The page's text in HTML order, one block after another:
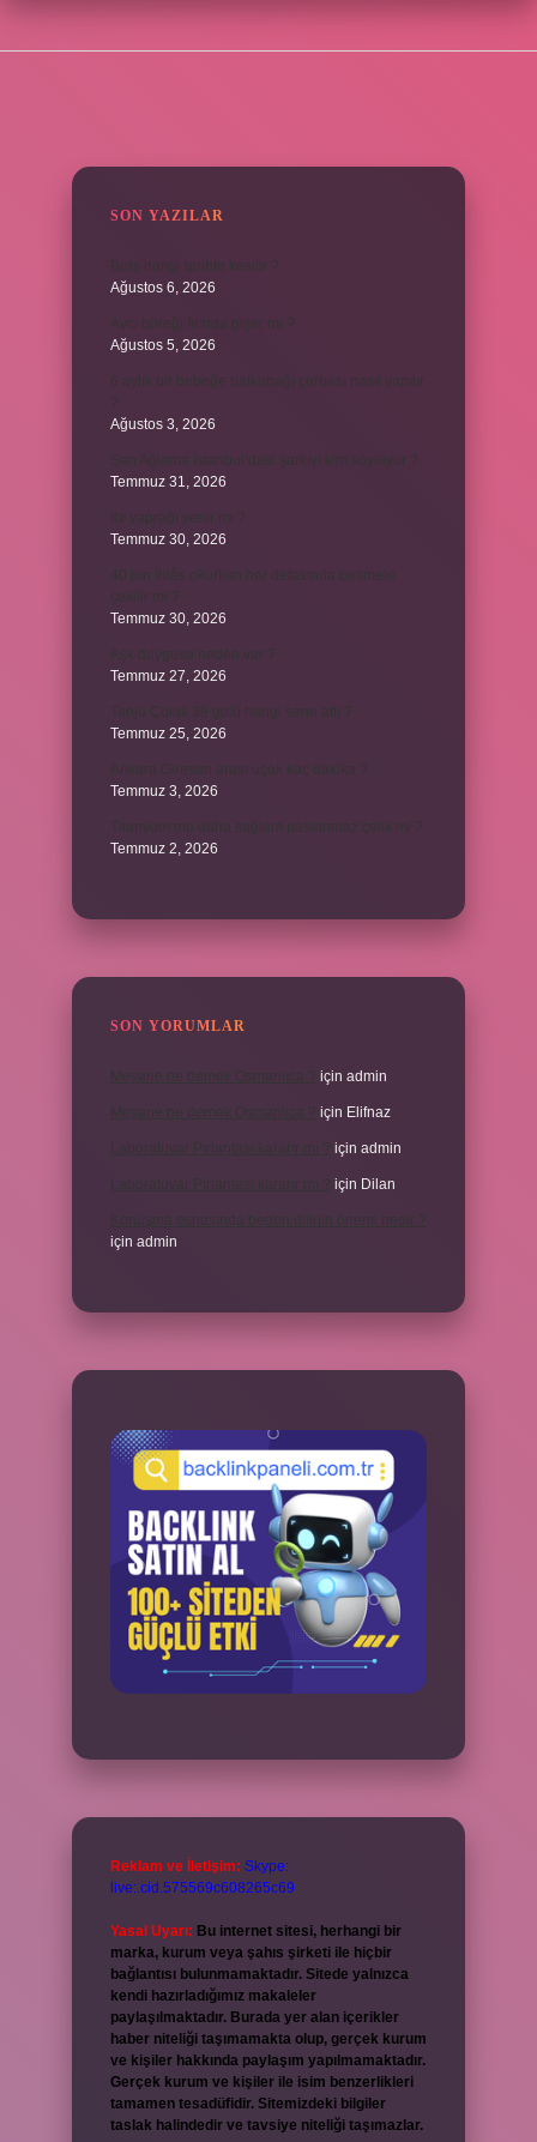
SON YAZILAR
Burs hangi tarihte kesilir ?
Ağustos 6, 2026
Avcı böreği fırında pişer mi ?
Ağustos 5, 2026
6 aylık bir bebeğe balkabağı çorbası nasıl yapılır
?
Ağustos 3, 2026
Sen Ağlama İstanbul’daki şarkıyı kim söylüyor ?
Temmuz 31, 2026
Itır yaprağı yenir mi ?
Temmuz 30, 2026
40 bin İhlâs okurken her defasında besmele
Temmuz 30, 2026
Temmuz 27, 2026
Temmuz 25, 2026
Temmuz 3, 2026
Titanyum mu daha sağlam paslanmaz çelik mi ?
Temmuz 2, 2026
SON YORUMLAR
için admin
için Elifnaz
için admin
için Dilan
için admin
Reklam ve İletişim: Skype:
live:.cid.575569c608265c69
Yasal Uyarı: Bu internet sitesi, herhangi bir
marka, kurum veya şahıs şirketi ile hiçbir
bağlantısı bulunmamaktadır. Sitede yalnızca
kendi hazırladığımız makaleler
paylaşılmaktadır. Burada yer alan içerikler
haber niteliği taşımamakta olup, gerçek kurum
ve kişiler hakkında paylaşım yapılmamaktadır.
Gerçek kurum ve kişiler ile isim benzerlikleri
tamamen tesadüfidir. Sitemizdeki bilgiler
taslak halindedir ve tavsiye niteliği taşımazlar.